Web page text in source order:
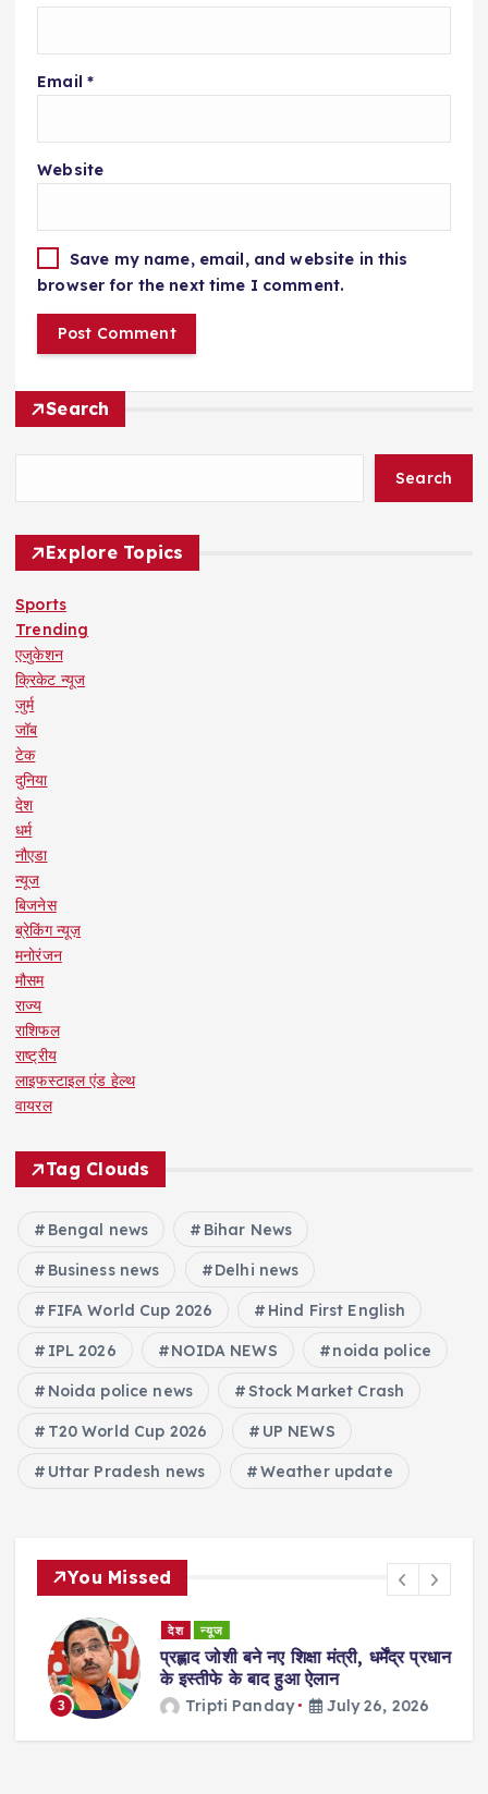
Email *
Website
Save my name, email, and website in this
browser for the next time I comment.
Search
Search
Explore Topics
Sports
Trending
एजुकेशन
क्रिकेट न्यूज
जुर्म
जॉब
टेक
दुनिया
देश
धर्म
नौएडा
न्यूज
बिजनेस
ब्रेकिंग न्यूज़
मनोरंजन
मौसम
राज्य
राशिफल
राष्ट्रीय
लाइफस्टाइल एंड हेल्थ
वायरल
Tag Clouds
Bengal news Bihar News
Business news Delhi news
FIFA World Cup 2026 Hind First English
IPL 2026 NOIDA NEWS noida police
Noida police news Stock Market Crash
T20 World Cup 2026 UP NEWS
Uttar Pradesh news Weather update
You Missed
3
देश न्यूज
प्रह्लाद जोशी बने नए शिक्षा मंत्री, धर्मेंद्र प्रधान
के इस्तीफे के बाद हुआ ऐलान
Tripti Panday July 26, 2026